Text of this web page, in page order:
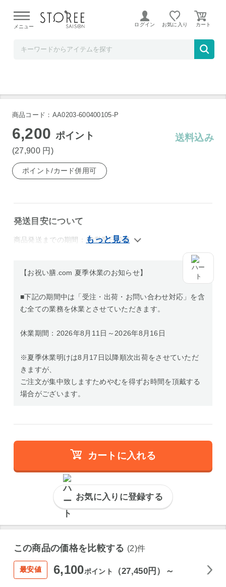
よる配送遅延が発生しております。
メニュー ログイン お気に入り
空気清浄機 シャープ KC-T50-W [ホワイト系]
商品コード：AA0203-600400105-P
6,200 ポイント
(27,900 円 )
送料込み
ポイント/カード併用可
発送目安について
商品発送までの期間：10営業日前後
【お祝い膳.com 夏季休業のお知らせ】
■下記の期間中は「受注・出荷・お問い合わせ対応」を含
む全ての業務を休業とさせていただきます。
休業期間：2026年8月11日～2026年8月16日
※夏季休業明けは8月17日以降順次出荷をさせていただ
きますが、
ご注文が集中致しますためやむを得ずお時間を頂戴する
場合がございます。
カートに入れる
お気に入りに登録する
この商品の価格を比較する (2)件
最安値 6,100ポイント （27,450円）～